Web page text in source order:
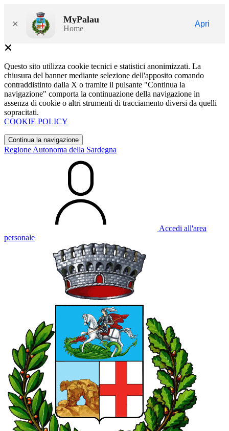
× MyPalau
Home
Apri
Questo sito utilizza cookie tecnici e statistici anonimizzati. La
chiusura del banner mediante selezione dell'apposito comando
contraddistinto dalla X o tramite il pulsante "Continua la
navigazione" comporta la continuazione della navigazione in
assenza di cookie o altri strumenti di tracciamento diversi da quelli
sopracitati.
COOKIE POLICY
Continua la navigazione
Regione Autonoma della Sardegna
Accedi all'area
personale